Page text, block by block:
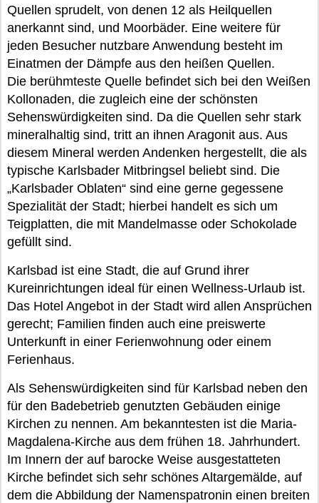
Quellen sprudelt, von denen 12 als Heilquellen
anerkannt sind, und Moorbäder. Eine weitere für
jeden Besucher nutzbare Anwendung besteht im
Einatmen der Dämpfe aus den heißen Quellen.
Die berühmteste Quelle befindet sich bei den Weißen
Kollonaden, die zugleich eine der schönsten
Sehenswürdigkeiten sind. Da die Quellen sehr stark
mineralhaltig sind, tritt an ihnen Aragonit aus. Aus
diesem Mineral werden Andenken hergestellt, die als
typische Karlsbader Mitbringsel beliebt sind. Die
„Karlsbader Oblaten“ sind eine gerne gegessene
Spezialität der Stadt; hierbei handelt es sich um
Teigplatten, die mit Mandelmasse oder Schokolade
gefüllt sind.
Karlsbad ist eine Stadt, die auf Grund ihrer
Kureinrichtungen ideal für einen Wellness-Urlaub ist.
Das Hotel Angebot in der Stadt wird allen Ansprüchen
gerecht; Familien finden auch eine preiswerte
Unterkunft in einer Ferienwohnung oder einem
Ferienhaus.
Als Sehenswürdigkeiten sind für Karlsbad neben den
für den Badebetrieb genutzten Gebäuden einige
Kirchen zu nennen. Am bekanntesten ist die Maria-
Magdalena-Kirche aus dem frühen 18. Jahrhundert.
Im Innern der auf barocke Weise ausgestatteten
Kirche befindet sich sehr schönes Altargemälde, auf
dem die Abbildung der Namenspatronin einen breiten